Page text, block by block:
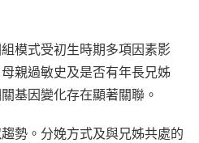
模式受初生時期多項因素影
親過敏史及是否有年長兄姊
基因變化存在顯著關聯。
勢。分娩方式及與兄姊共處的